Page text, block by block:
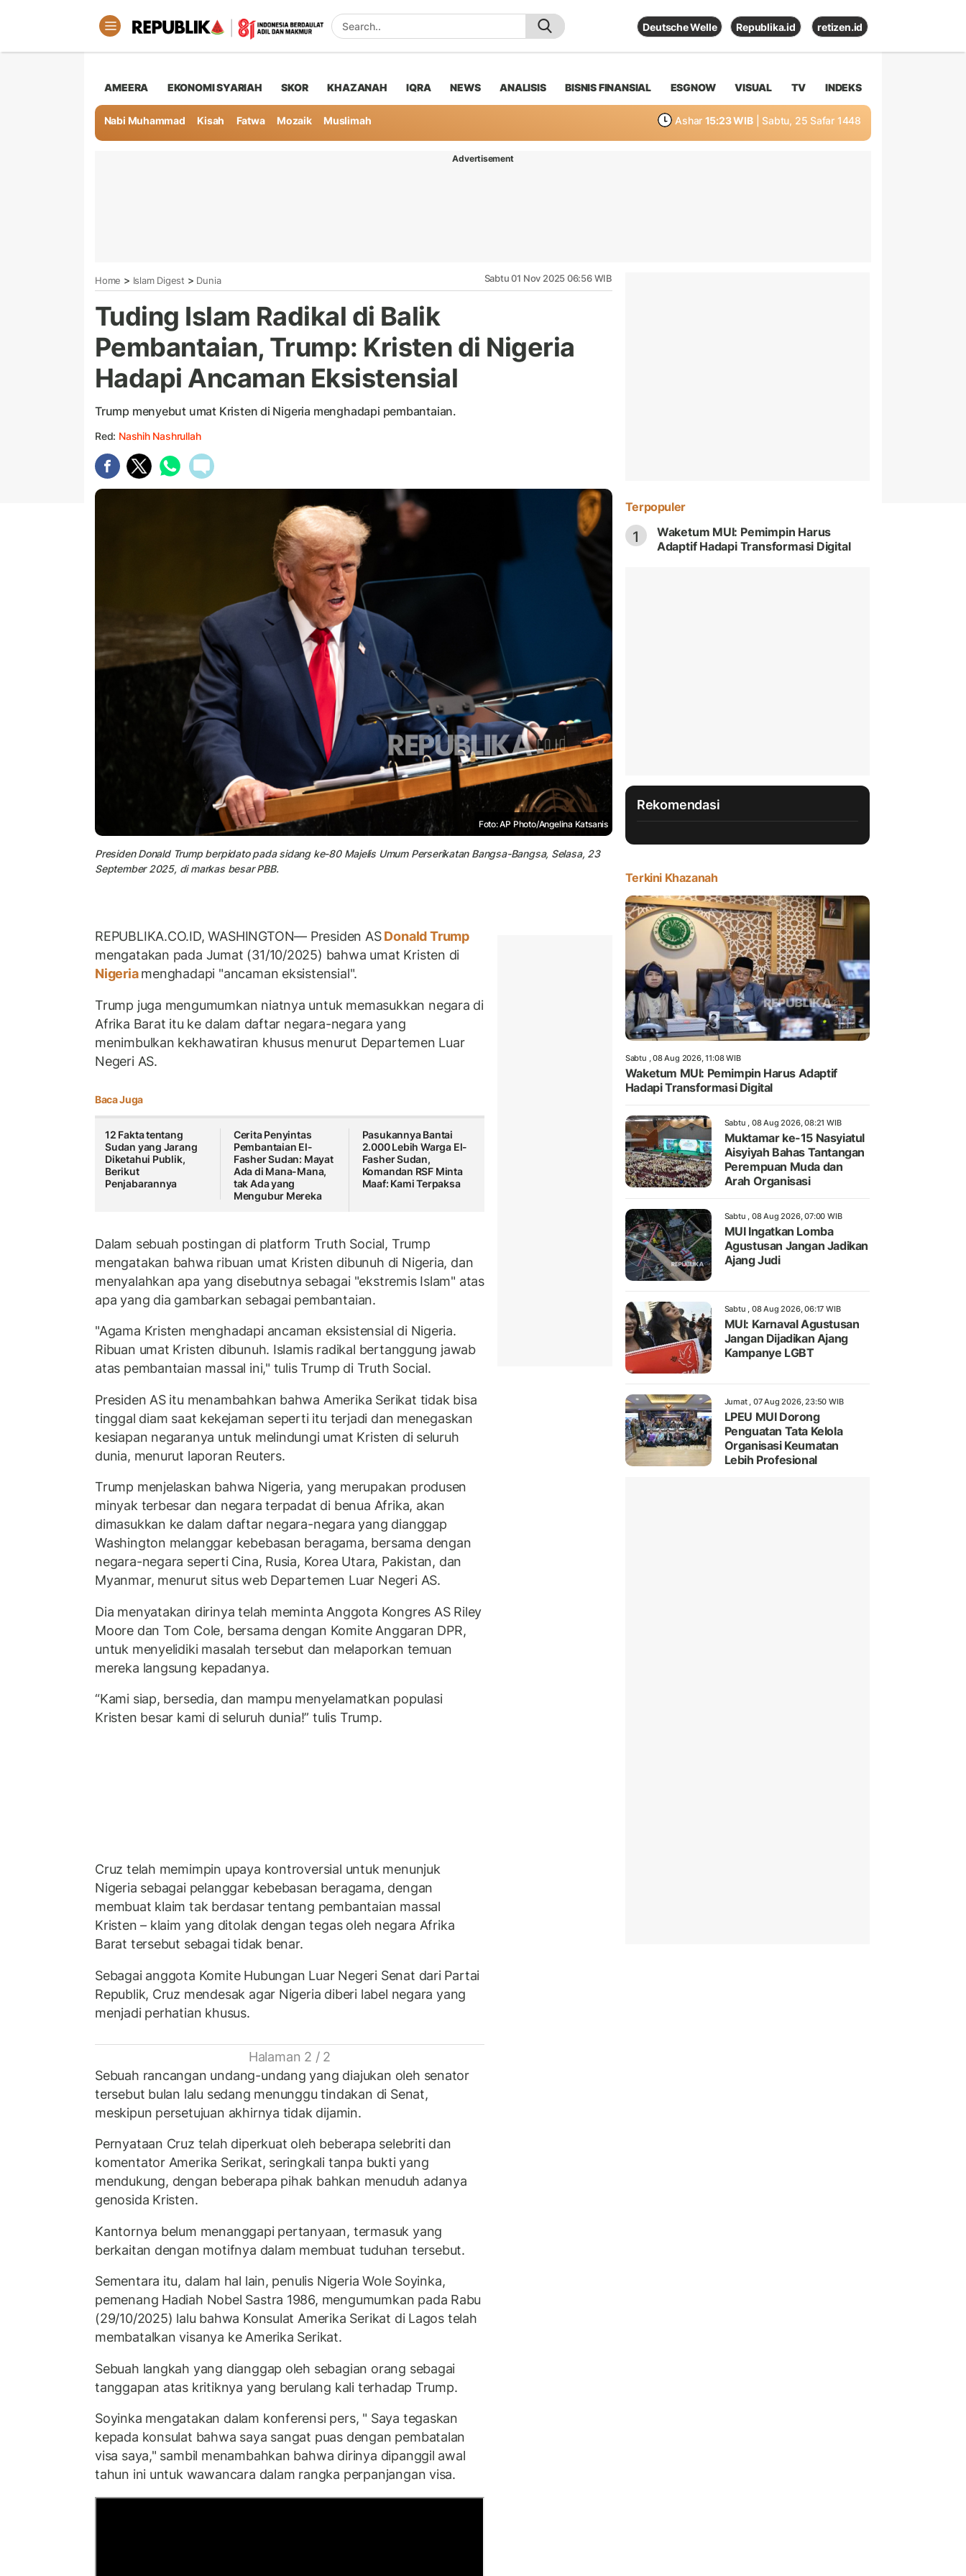
Deutsche Welle Republika.id retizen.id
AMEERA EKONOMI SYARIAH SKOR KHAZANAH IQRA NEWS ANALISIS BISNIS FINANSIAL ESGNOW VISUAL TV INDEKS
Nabi Muhammad Kisah Fatwa Mozaik Muslimah Ashar 15:23 WIB | Sabtu, 25 Safar 1448
Advertisement
Home > Islam Digest > Dunia Sabtu 01 Nov 2025 06:56 WIB
Tuding Islam Radikal di Balik
Pembantaian, Trump: Kristen di Nigeria
Hadapi Ancaman Eksistensial
Trump menyebut umat Kristen di Nigeria menghadapi pembantaian.
Red: Nashih Nashrullah
Foto: AP Photo/Angelina Katsanis
Presiden Donald Trump berpidato pada sidang ke-80 Majelis Umum Perserikatan Bangsa-Bangsa, Selasa, 23
September 2025, di markas besar PBB.
REPUBLIKA.CO.ID, WASHINGTON— Presiden ASDonald Trump
mengatakan pada Jumat (31/10/2025) bahwa umat Kristen di
Nigeriamenghadapi "ancaman eksistensial".
Trump juga mengumumkan niatnya untuk memasukkan negara di
Afrika Barat itu ke dalam daftar negara-negara yang
menimbulkan kekhawatiran khusus menurut Departemen Luar
Negeri AS.
Baca Juga
12 Fakta tentang
Sudan yang Jarang
Diketahui Publik,
Berikut
Penjabarannya
Cerita Penyintas
Pembantaian El-
Fasher Sudan: Mayat
Ada di Mana-Mana,
tak Ada yang
Mengubur Mereka
Pasukannya Bantai
2.000 Lebih Warga El-
Fasher Sudan,
Komandan RSF Minta
Maaf: Kami Terpaksa
Dalam sebuah postingan di platform Truth Social, Trump
mengatakan bahwa ribuan umat Kristen dibunuh di Nigeria, dan
menyalahkan apa yang disebutnya sebagai "ekstremis Islam" atas
apa yang dia gambarkan sebagai pembantaian.
"Agama Kristen menghadapi ancaman eksistensial di Nigeria.
Ribuan umat Kristen dibunuh. Islamis radikal bertanggung jawab
atas pembantaian massal ini," tulis Trump di Truth Social.
Presiden AS itu menambahkan bahwa Amerika Serikat tidak bisa
tinggal diam saat kekejaman seperti itu terjadi dan menegaskan
kesiapan negaranya untuk melindungi umat Kristen di seluruh
dunia, menurut laporan Reuters.
Trump menjelaskan bahwa Nigeria, yang merupakan produsen
minyak terbesar dan negara terpadat di benua Afrika, akan
dimasukkan ke dalam daftar negara-negara yang dianggap
Washington melanggar kebebasan beragama, bersama dengan
negara-negara seperti Cina, Rusia, Korea Utara, Pakistan, dan
Myanmar, menurut situs web Departemen Luar Negeri AS.
Dia menyatakan dirinya telah meminta Anggota Kongres AS Riley
Moore dan Tom Cole, bersama dengan Komite Anggaran DPR,
untuk menyelidiki masalah tersebut dan melaporkan temuan
mereka langsung kepadanya.
“Kami siap, bersedia, dan mampu menyelamatkan populasi
Kristen besar kami di seluruh dunia!” tulis Trump.
Cruz telah memimpin upaya kontroversial untuk menunjuk
Nigeria sebagai pelanggar kebebasan beragama, dengan
membuat klaim tak berdasar tentang pembantaian massal
Kristen – klaim yang ditolak dengan tegas oleh negara Afrika
Barat tersebut sebagai tidak benar.
Sebagai anggota Komite Hubungan Luar Negeri Senat dari Partai
Republik, Cruz mendesak agar Nigeria diberi label negara yang
menjadi perhatian khusus.
Halaman 2 / 2
Sebuah rancangan undang-undang yang diajukan oleh senator
tersebut bulan lalu sedang menunggu tindakan di Senat,
meskipun persetujuan akhirnya tidak dijamin.
Pernyataan Cruz telah diperkuat oleh beberapa selebriti dan
komentator Amerika Serikat, seringkali tanpa bukti yang
mendukung, dengan beberapa pihak bahkan menuduh adanya
genosida Kristen.
Kantornya belum menanggapi pertanyaan, termasuk yang
berkaitan dengan motifnya dalam membuat tuduhan tersebut.
Sementara itu, dalam hal lain, penulis Nigeria Wole Soyinka,
pemenang Hadiah Nobel Sastra 1986, mengumumkan pada Rabu
(29/10/2025) lalu bahwa Konsulat Amerika Serikat di Lagos telah
membatalkan visanya ke Amerika Serikat.
Sebuah langkah yang dianggap oleh sebagian orang sebagai
tanggapan atas kritiknya yang berulang kali terhadap Trump.
Soyinka mengatakan dalam konferensi pers, " Saya tegaskan
kepada konsulat bahwa saya sangat puas dengan pembatalan
visa saya," sambil menambahkan bahwa dirinya dipanggil awal
tahun ini untuk wawancara dalam rangka perpanjangan visa.
Terpopuler
1
Waketum MUI: Pemimpin Harus
Adaptif Hadapi Transformasi Digital
Rekomendasi
Terkini Khazanah
Sabtu , 08 Aug 2026, 11:08 WIB
Waketum MUI: Pemimpin Harus Adaptif
Hadapi Transformasi Digital
Sabtu , 08 Aug 2026, 08:21 WIB
Muktamar ke-15 Nasyiatul
Aisyiyah Bahas Tantangan
Perempuan Muda dan
Arah Organisasi
Sabtu , 08 Aug 2026, 07:00 WIB
MUI Ingatkan Lomba
Agustusan Jangan Jadikan
Ajang Judi
Sabtu , 08 Aug 2026, 06:17 WIB
MUI: Karnaval Agustusan
Jangan Dijadikan Ajang
Kampanye LGBT
Jumat , 07 Aug 2026, 23:50 WIB
LPEU MUI Dorong
Penguatan Tata Kelola
Organisasi Keumatan
Lebih Profesional